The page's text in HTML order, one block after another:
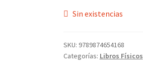
Sin existencias
SKU: 9789874654168
Categorías: Libros Físicos